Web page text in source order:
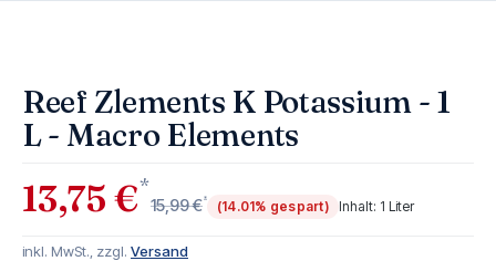
Reef Zlements K Potassium - 1
L - Macro Elements
13,75 €*
15,99 €* (14.01% gespart) Inhalt: 1 Liter
inkl. MwSt., zzgl. Versand